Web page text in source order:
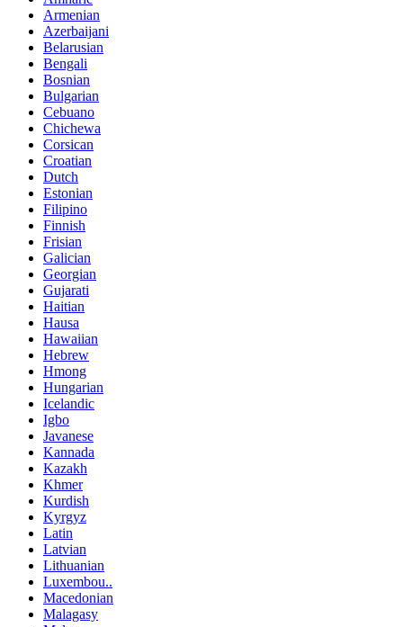
Armenian
Azerbaijani
Belarusian
Bengali
Bosnian
Bulgarian
Cebuano
Chichewa
Corsican
Croatian
Dutch
Estonian
Filipino
Finnish
Frisian
Galician
Georgian
Gujarati
Haitian
Hausa
Hawaiian
Hebrew
Hmong
Hungarian
Icelandic
Igbo
Javanese
Kannada
Kazakh
Khmer
Kurdish
Kyrgyz
Latin
Latvian
Lithuanian
Luxembou..
Macedonian
Malagasy